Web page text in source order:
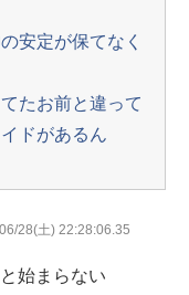
安定が保てなく
たお前と違って
ドがあるん
28(土) 22:28:06.35
始まらない